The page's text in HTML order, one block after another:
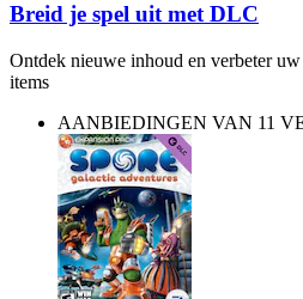
Breid je spel uit met DLC
Ontdek nieuwe inhoud en verbeter
items
AANBIEDINGEN VAN 11